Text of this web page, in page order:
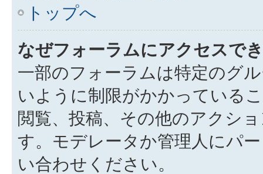
トップへ
なぜフォーラムにアクセスで
一部のフォーラムは特定のグ
いように制限がかかっている
閲覧、投稿、その他のアクシ
す。モデレータか管理人にパ
い合わせください。